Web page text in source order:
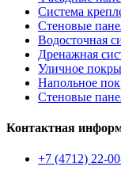
Система
Стеновые
Водосточная
Дренажная
Уличное
Напольное
Стеновые
Контактная
+7 (4712) 22-